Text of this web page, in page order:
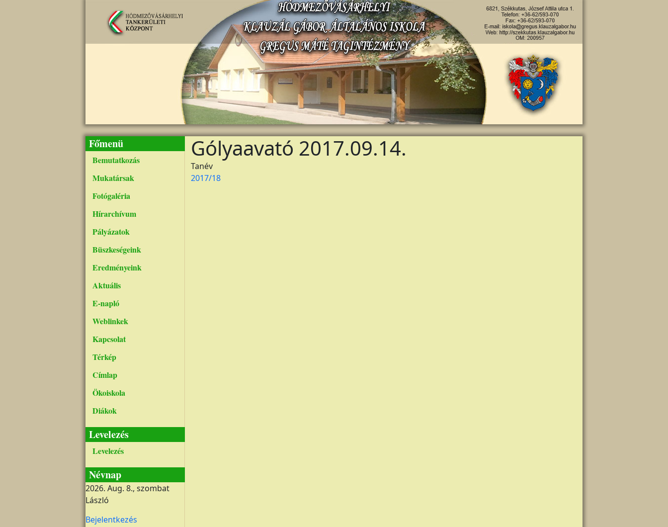
Főmenü
Bemutatkozás
Mukatársak
Fotógaléria
Hírarchívum
Pályázatok
Büszkeségeink
Eredményeink
Aktuális
E-napló
Weblinkek
Kapcsolat
Térkép
Címlap
Ökoiskola
Diákok
Levelezés
Levelezés
Névnap
2026. Aug. 8., szombat
László
Felhasználói fiók menüje
Bejelentkezés
Gólyaavató 2017.09.14.
Tanév
2017/18